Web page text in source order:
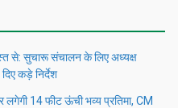
से: सुचारू संचालन के लिए अध्यक्ष
कड़े निर्देश
लगेगी 14 फीट ऊंची भव्य प्रतिमा, CM